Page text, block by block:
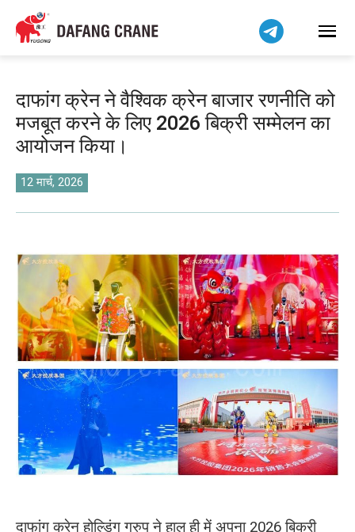
दाफांग क्रेन ने वैश्विक क्रेन बाजार रणनीति को
मजबूत करने के लिए 2026 बिक्री सम्मेलन का
आयोजन किया।
12 मार्च, 2026
दाफांग क्रेन होल्डिंग ग्रुप ने हाल ही में अपना 2026 बिक्री
Bahasa Indonesia
Bahasa Melayu
বাংলা
فارسی
Pilipino
اردو
Українська
Беларуская мова
Kiswahili
Dansk
Norsk
O‘zbekcha